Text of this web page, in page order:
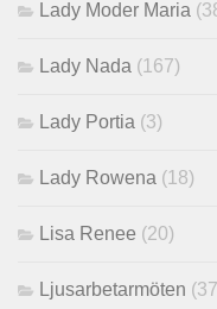
Lady Moder Maria
Lady Nada (167)
Lady Portia (3)
Lady Rowena (18)
Lisa Renee (20)
Ljusarbetarmöten